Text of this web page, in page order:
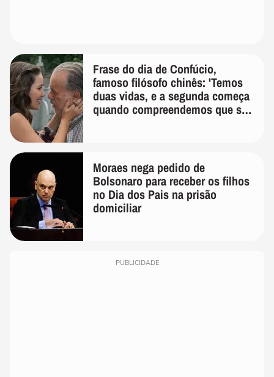
Frase do dia de Confúcio,
famoso filósofo chinês: 'Temos
duas vidas, e a segunda começa
quando compreendemos que só
Moraes nega pedido de
Bolsonaro para receber os filhos
no Dia dos Pais na prisão
domiciliar
PUBLICIDADE